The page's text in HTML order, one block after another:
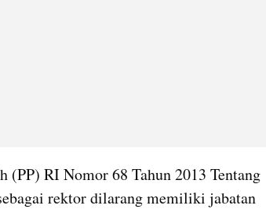
(PP) RI Nomor 68 Tahun 2013 Tentang
rektor dilarang memiliki jabatan